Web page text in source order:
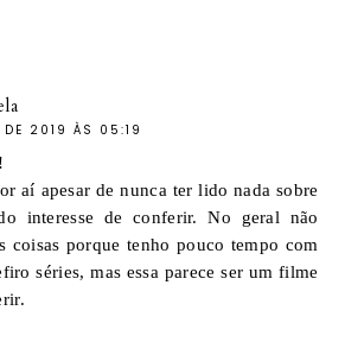
2019 ÀS 05:19
aí apesar de nunca ter lido nada sobre
interesse de conferir. No geral não
coisas porque tenho pouco tempo com
séries, mas essa parece ser um filme